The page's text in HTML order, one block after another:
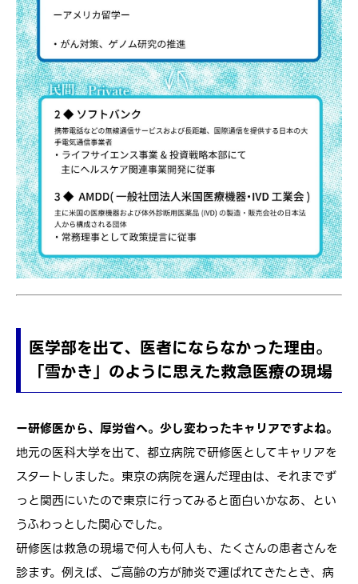
医学部を出て、医者にならなかった理由。
「雪かき」のように思えた救急医療の現場
ー研修医から、厚労省へ。少し変わったキャリアですよね。
地元の医科大学を出て、都立病院で研修医としてキャリアを
スタートしました。東京の病院を選んだ理由は、それまでず
っと関西にいたので東京に行ってみると面白いかなあ、とい
うふわっとした関心でした。
研修医は救急の現場で何人も何人も、たくさんの患者さんを
診ます。例えば、ご高齢の方が肺炎で運ばれてきたとき、病